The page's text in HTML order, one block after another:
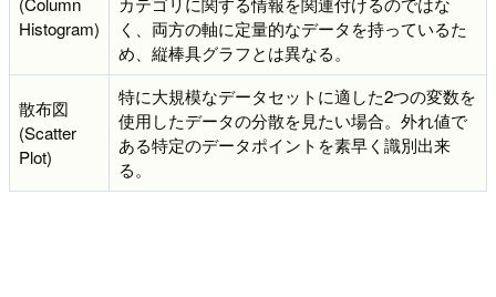
Histogram)
く、両方の軸に定量的なデータを持っているた
め、縦棒具グラフとは異なる。
散布図
(Scatter
Plot)
特に大規模なデータセットに適した2つの変数を
使用したデータの分散を見たい場合。外れ値で
ある特定のデータポイントを素早く識別出来
る。